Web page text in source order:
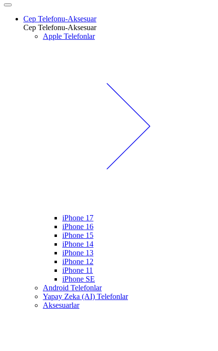
Cep Telefonu-Aksesuar
Cep Telefonu-Aksesuar
Apple Telefonlar
iPhone 17
iPhone 16
iPhone 15
iPhone 14
iPhone 13
iPhone 12
iPhone 11
iPhone SE
Android Telefonlar
Yapay Zeka (AI) Telefonlar
Aksesuarlar